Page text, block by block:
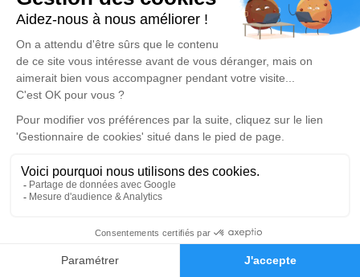
Faire-part Hommages
anecdote ou exprimer vos pensées à travers des poèmes
ou des textes. Cet endroit est un lieu d'expression dédié à
honorer la mémoire de Michel DEBON.
Merci de n'offrir ni fleurs ni couronnes.
mercredi 07 mai 2025 à 10h30
Eglise Saint-Etienne de Montreuil-Juigne
Je rends hommage